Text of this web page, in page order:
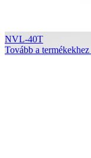
NVL-40T
Tovább a termékekhez